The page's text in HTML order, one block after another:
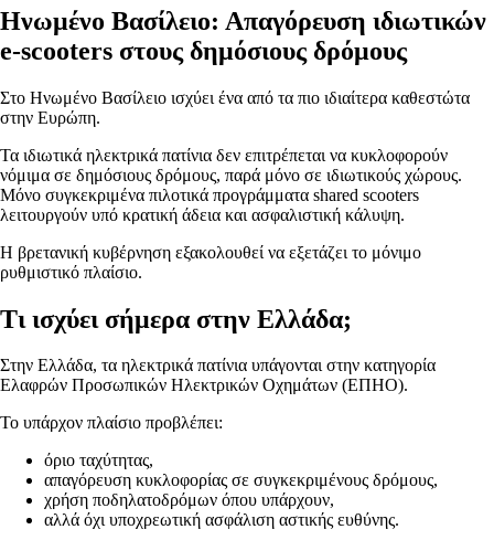
Ηνωμένο Βασίλειο: Απαγόρευση ιδιωτικών
e-scooters στους δημόσιους δρόμους
Στο Ηνωμένο Βασίλειο ισχύει ένα από τα πιο ιδιαίτερα καθεστώτα
στην Ευρώπη.
Τα ιδιωτικά ηλεκτρικά πατίνια δεν επιτρέπεται να κυκλοφορούν
νόμιμα σε δημόσιους δρόμους, παρά μόνο σε ιδιωτικούς χώρους.
Μόνο συγκεκριμένα πιλοτικά προγράμματα shared scooters
λειτουργούν υπό κρατική άδεια και ασφαλιστική κάλυψη.
Η βρετανική κυβέρνηση εξακολουθεί να εξετάζει το μόνιμο
ρυθμιστικό πλαίσιο.
Τι ισχύει σήμερα στην Ελλάδα;
Στην Ελλάδα, τα ηλεκτρικά πατίνια υπάγονται στην κατηγορία
Ελαφρών Προσωπικών Ηλεκτρικών Οχημάτων (ΕΠΗΟ).
Το υπάρχον πλαίσιο προβλέπει:
όριο ταχύτητας,
απαγόρευση κυκλοφορίας σε συγκεκριμένους δρόμους,
χρήση ποδηλατοδρόμων όπου υπάρχουν,
αλλά όχι υποχρεωτική ασφάλιση αστικής ευθύνης.